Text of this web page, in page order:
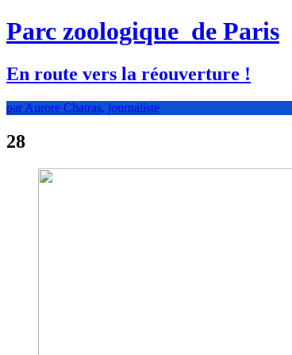
Parc zoologique de Paris
En route vers la réouverture !
par Aurore Chatras, journaliste
28